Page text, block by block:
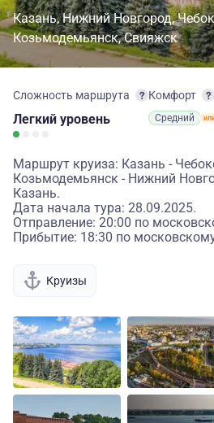
Казань Нижний Новгород
Козьмодемьянск Свияжск
Сложность маршрута
Легкий уровень
Комфорт
Средний
Маршрут круиза: Казань -
Козьмодемьянск - Нижний
Казань.
Дата начала тура: 28.09.2025.
Отправление: 20:00 по
Прибытие: 18:30 по
Круизы